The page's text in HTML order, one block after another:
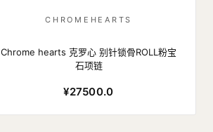
CHROMEHEARTS
Chrome hearts 克罗心 别针锁骨ROLL粉宝
石项链
¥27500.0